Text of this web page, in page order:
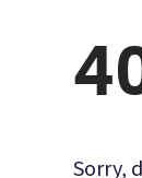
Sorry,